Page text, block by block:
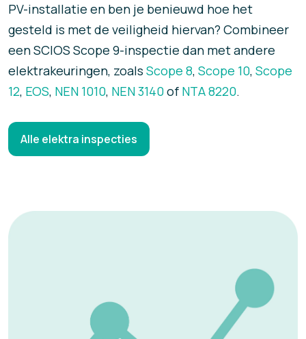
PV-installatie en ben je benieuwd hoe het
gesteld is met de veiligheid hiervan? Combineer
een SCIOS Scope 9-inspectie dan met andere
elektrakeuringen, zoals Scope 8, Scope 10, Scope
12, EOS, NEN 1010, NEN 3140of NTA 8220.
Alle elektra inspecties